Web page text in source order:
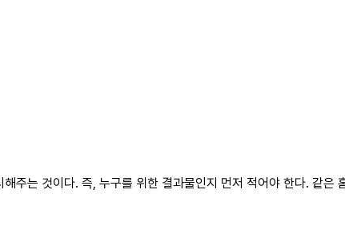
는 것이다. 즉, 누구를 위한 결과물인지 먼저 적어야 한다. 같은